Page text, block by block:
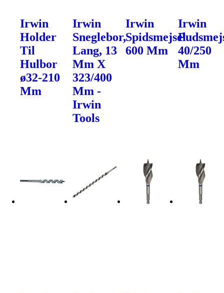
Irwin
Holder
Til
Hulbor
ø32-210
Mm
Irwin
Sneglebor,
Lang, 13
Mm X
323/400
Mm -
Irwin
Tools
Irwin
Spidsmejsel
600 Mm
Irwin
40/250
Mm